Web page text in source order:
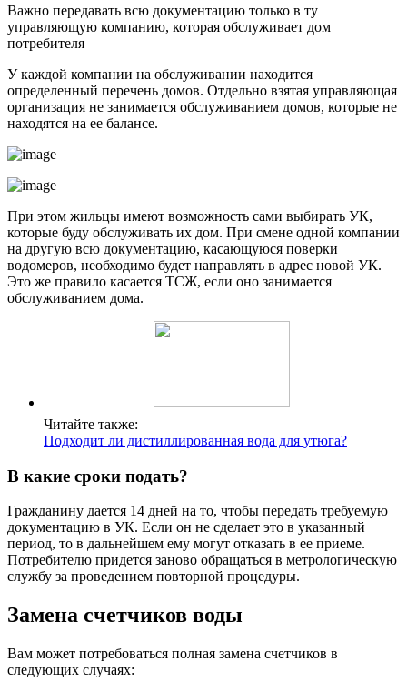
Важно передавать всю документацию только в ту
управляющую компанию, которая обслуживает дом
потребителя
У каждой компании на обслуживании находится
определенный перечень домов. Отдельно взятая управляющая
организация не занимается обслуживанием домов, которые не
находятся на ее балансе.
При этом жильцы имеют возможность сами выбирать УК,
которые буду обслуживать их дом. При смене одной компании
на другую всю документацию, касающуюся поверки
водомеров, необходимо будет направлять в адрес новой УК.
Это же правило касается ТСЖ, если оно занимается
обслуживанием дома.
Читайте также:
Подходит ли дистиллированная вода для утюга?
В какие сроки подать?
Гражданину дается 14 дней на то, чтобы передать требуемую
документацию в УК. Если он не сделает это в указанный
период, то в дальнейшем ему могут отказать в ее приеме.
Потребителю придется заново обращаться в метрологическую
службу за проведением повторной процедуры.
Замена счетчиков воды
Вам может потребоваться полная замена счетчиков в
следующих случаях: